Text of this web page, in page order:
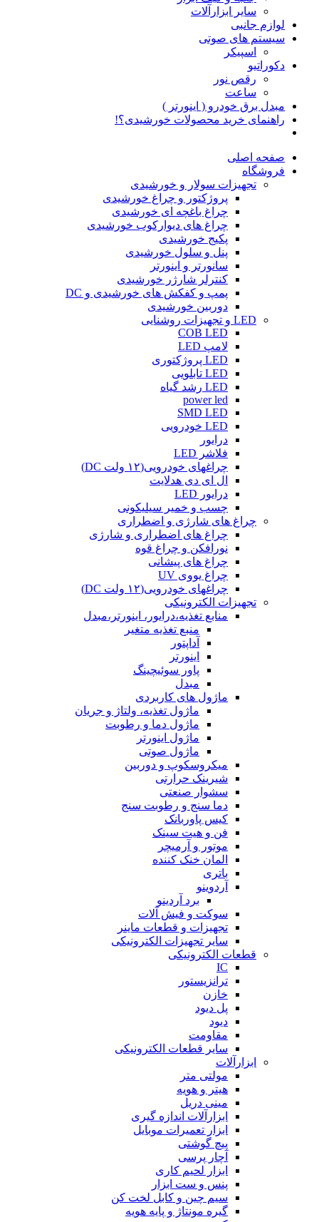
سایر ابزارآلات
لوازم جانبی
سیستم های صوتی
اسپیکر
دکوراتیو
رقص نور
ساعت
مبدل برق خودرو ( اینورتر )
راهنمای خرید محصولات خورشیدی؟!
صفحه اصلی
فروشگاه
تجهیزات سولار و خورشیدی
پروژکتور و چراغ خورشیدی
چراغ باغچه ای خورشیدی
چراغ های دیوارکوب خورشیدی
پکیج خورشیدی
پنل و سلول خورشیدی
سانورتر و اینورتر
کنترلر شارژر خورشیدی
پمپ و کفکش های خورشیدی و DC
دوربین خورشیدی
LED و تجهیزات روشنایی
COB LED
لامپ LED
LED پروژکتوری
LED تابلویی
LED رشد گیاه
power led
SMD LED
LED خودرویی
درایور
فلاشر LED
چراغهای خودرویی(۱۲ ولت DC)
ال ای دی هدلایت
درایور LED
چسب و خمیر سیلیکونی
چراغ های شارژی و اضطراری
چراغ های اضطراری و شارژی
نورافکن و چراغ قوه
چراغ های پیشانی
چراغ یووی UV
چراغهای خودرویی(۱۲ ولت DC)
تجهیزات الکترونیکی
منابع تغذیه،درایور، اینورتر،مبدل
منبع تغذیه متغیر
آداپتور
اینورتر
پاور سوئیچینگ
مبدل
ماژول های کاربردی
ماژول تغذیه، ولتاژ و جریان
ماژول دما و رطوبت
ماژول اینورتر
ماژول صوتی
میکروسکوپ و دوربین
شیرینک حرارتی
سشوار صنعتی
دما سنج و رطوبت سنج
کیس پاوربانک
فن و هیت سینک
موتور و آرمیچر
المان خنک کننده
باتری
آردوینو
برد آردینو
سوکت و فیش آلات
تجهیزات و قطعات ماینر
سایر تجهیزات الکترونیکی
قطعات الکترونیکی
IC
ترانزیستور
خازن
پل دیود
دیود
مقاومت
سایر قطعات الکترونیکی
ابزارآلات
مولتی متر
هیتر و هویه
مینی دریل
ابزارآلات اندازه گیری
ابزار تعمیرات موبایل
پیچ گوشتی
آچار پرسی
ابزار لحیم کاری
پنس و ست ابزار
سیم چین و کابل لخت کن
گیره مونتاژ و پایه هویه